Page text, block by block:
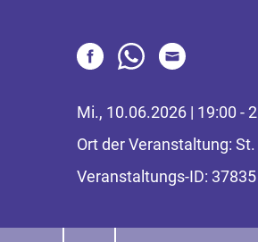
Mi., 10.06.2026 | 19:00 -
Ort der Veranstaltung:
Veranstaltungs-ID: 37835